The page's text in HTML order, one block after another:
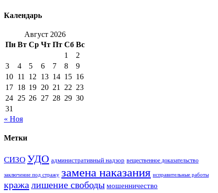
Календарь
Август 2026
Пн Вт Ср Чт Пт Сб Вс
1
2
3
4 5 6 7 8
9
10 11 12 13 14 15 16
17 18 19 20 21 22 23
24 25 26 27 28 29 30
31
« Ноя
Метки
СИЗО УДО административный надзор вещественное доказательство
заключение под стражу замена наказания исправительные работы
кража лишение свободы мошенничество